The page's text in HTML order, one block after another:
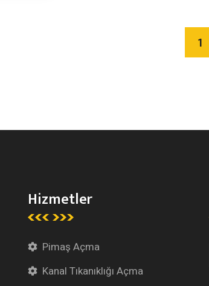
1
Hizmetler
Pimaş Açma
Kanal Tıkanıklığı Açma